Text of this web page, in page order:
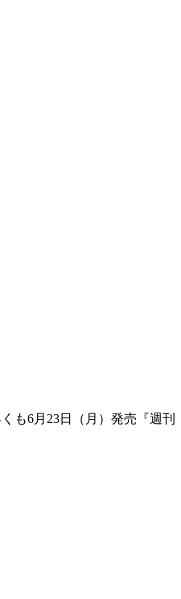
も6月23日（月）発売『週刊